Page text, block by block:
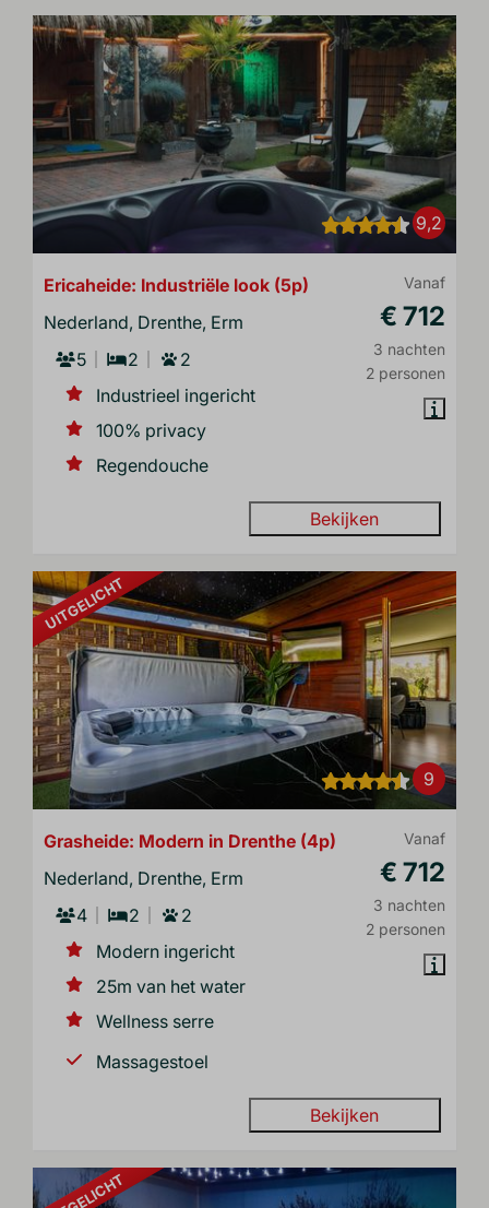
9,2
Vanaf
€ 712
3 nachten
2 personen
Ericaheide: Industriële look (5p)
Nederland, Drenthe, Erm
5
2
2
Industrieel ingericht
100% privacy
Regendouche
Bekijken
UITGELICHT
9
Vanaf
€ 712
3 nachten
2 personen
Grasheide: Modern in Drenthe (4p)
Nederland, Drenthe, Erm
4
2
2
Modern ingericht
25m van het water
Wellness serre
Massagestoel
Bekijken